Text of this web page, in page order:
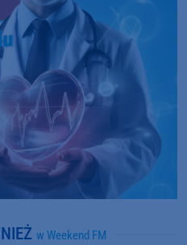
w Weekend FM